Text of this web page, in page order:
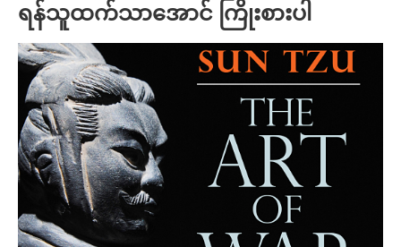
ရန်သူထက်သာအောင် ကြိုးစားပါ